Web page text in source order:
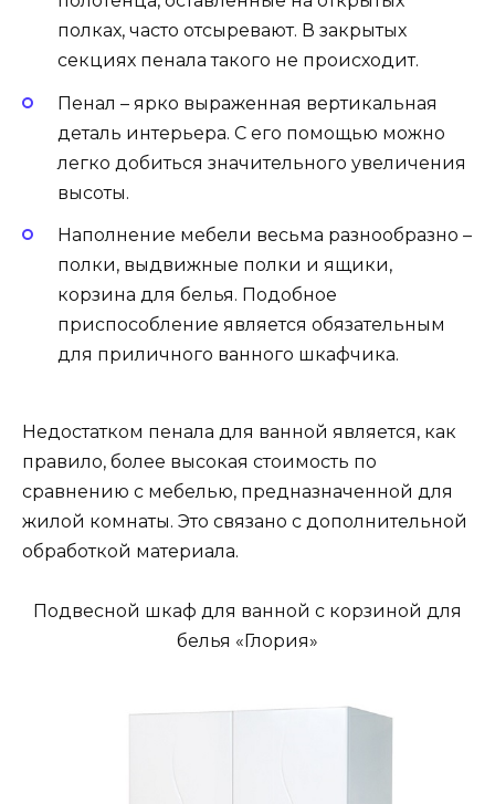
полках, часто отсыревают. В закрытых
секциях пенала такого не происходит.
Пенал – ярко выраженная вертикальная
деталь интерьера. С его помощью можно
легко добиться значительного увеличения
высоты.
Наполнение мебели весьма разнообразно –
полки, выдвижные полки и ящики,
корзина для белья. Подобное
приспособление является обязательным
для приличного ванного шкафчика.
Недостатком пенала для ванной является, как
правило, более высокая стоимость по
сравнению с мебелью, предназначенной для
жилой комнаты. Это связано с дополнительной
обработкой материала.
Подвесной шкаф для ванной с корзиной для
белья «Глория»